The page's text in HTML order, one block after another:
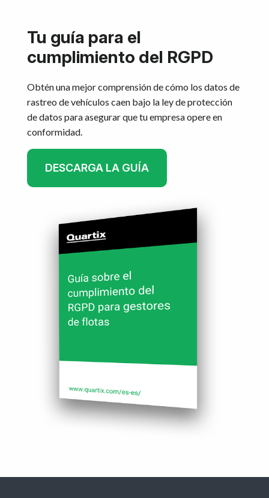
Tu guía para el
cumplimiento del RGPD
Obtén una mejor comprensión de cómo los datos de
rastreo de vehículos caen bajo la ley de protección
de datos para asegurar que tu empresa opere en
conformidad.
DESCARGA LA GUÍA